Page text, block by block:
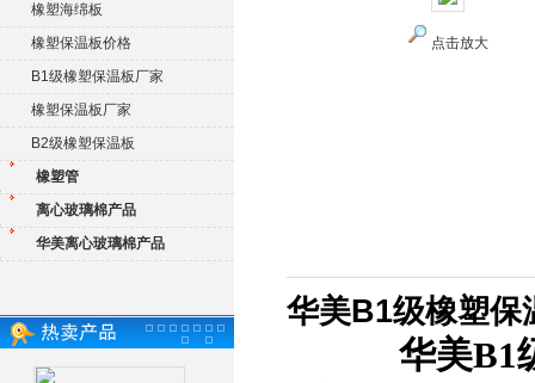
橡塑海绵板
橡塑保温板价格
B1级橡塑保温板厂家
橡塑保温板厂家
B2级橡塑保温板
橡塑管
离心玻璃棉产品
华美离心玻璃棉产品
点击放大
华美B1级橡塑保
华美B1